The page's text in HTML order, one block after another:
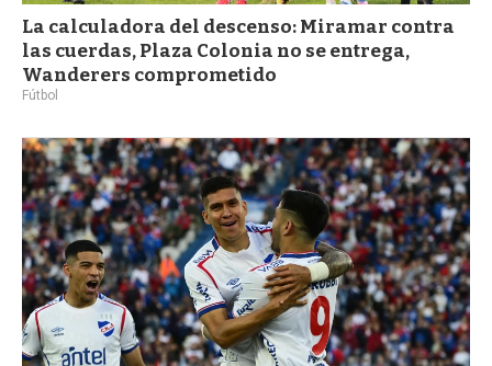
La calculadora del descenso: Miramar contra
las cuerdas, Plaza Colonia no se entrega,
Wanderers comprometido
Fútbol